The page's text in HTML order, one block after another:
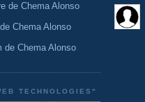
de Chema Alonso
Chema Alonso
de Chema Alonso
TECHNOLOGIES"